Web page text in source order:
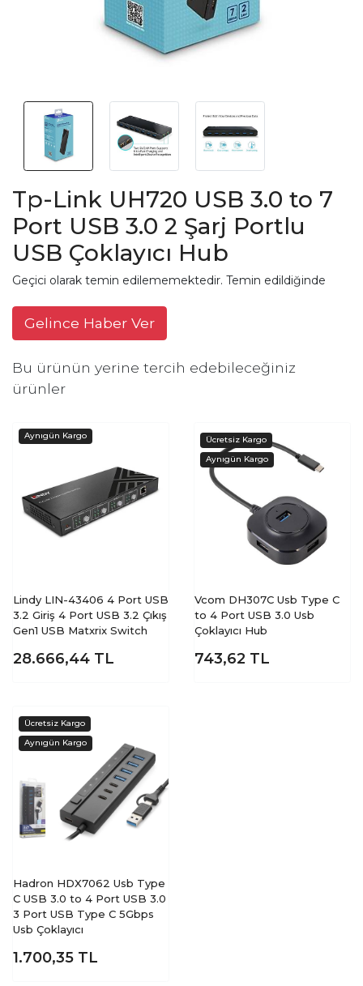
Tp-Link UH720 USB 3.0 to 7
Port USB 3.0 2 Şarj Portlu
USB Çoklayıcı Hub
Geçici olarak temin edilememektedir. Temin edildiğinde
Gelince Haber Ver
Bu ürünün yerine tercih edebileceğiniz
ürünler
Lindy LIN-43406 4 Port USB
3.2 Giriş 4 Port USB 3.2 Çıkış
Gen1 USB Matxrix Switch
28.666,44 TL
Vcom DH307C Usb Type C
to 4 Port USB 3.0 Usb
Çoklayıcı Hub
743,62 TL
Hadron HDX7062 Usb Type
C USB 3.0 to 4 Port USB 3.0
3 Port USB Type C 5Gbps
Usb Çoklayıcı
1.700,35 TL